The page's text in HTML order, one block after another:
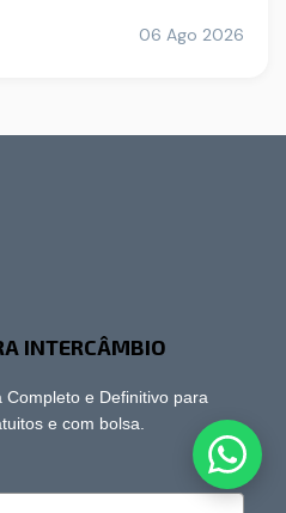
06 Ago 2026
INTERCÂMBIO
e Definitivo para
e com bolsa.